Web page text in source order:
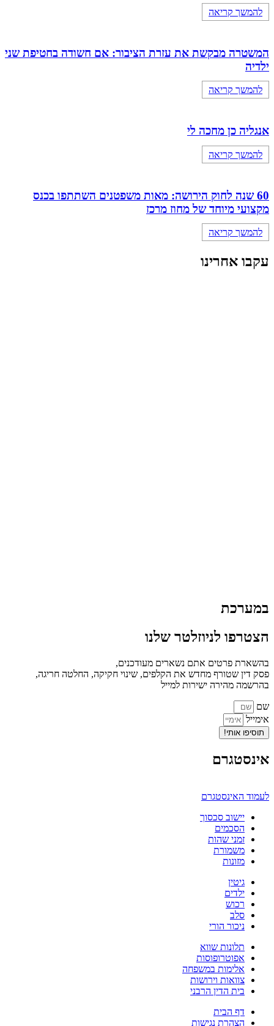
להמשך קריאה
המשטרה מבקשת את עזרת הציבור: אם חשודה בחטיפת שני
ילדיה
להמשך קריאה
אנגליה כן מחכה לי
להמשך קריאה
60 שנה לחוק הירושה: מאות משפטנים השתתפו בכנס
מקצועי מיוחד של מחוז מרכז
להמשך קריאה
עקבו אחרינו
במערכת
הצטרפו לניוזלטר שלנו
בהשארת פרטים אתם נשארים מעודכנים,
פסק דין שטורף מחדש את הקלפים, שינוי חקיקה, החלטה חריגה,
בהרשמה מהירה ישירות למייל
שם
אימייל
תוסיפו אותי!
אינסטגרם
לעמוד האינסטגרם
יישוב סכסוך
הסכמים
זמני שהות
משמורת
מזונות
גיטין
ילדים
רכוש
סלב
ניכור הורי
תלונות שווא
אפוטרופוסות
אלימות במשפחה
צוואות וירושות
בית הדין הרבני
דף הבית
הצהרת נגישות